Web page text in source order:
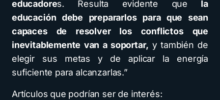
educadores. Resulta evidente que la
educación debe prepararlos para que sean
capaces de resolver los conflictos que
inevitablemente van a soportar, y también de
elegir sus metas y de aplicar la energía
suficiente para alcanzarlas.”
Artículos que podrían ser de interés: